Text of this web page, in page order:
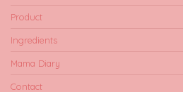
Product
Ingredients
Mama Diary
Contact